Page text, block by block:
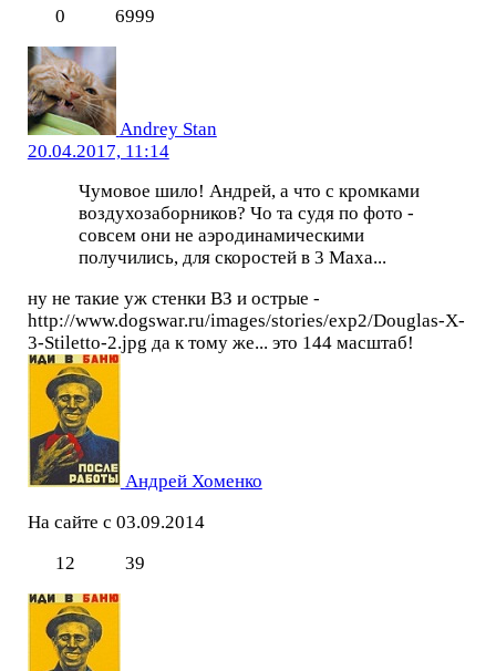
0
6999
Andrey Stan
20.04.2017, 11:14
Чумовое шило! Андрей, а что с кромками
воздухозаборников? Чо та судя по фото -
совсем они не аэродинамическими
получились, для скоростей в 3 Маха...
ну не такие уж стенки ВЗ и острые -
http://www.dogswar.ru/images/stories/exp2/Douglas-X-
3-Stiletto-2.jpg да к тому же... это 144 масштаб!
Андрей Хоменко
На сайте с 03.09.2014
12
39